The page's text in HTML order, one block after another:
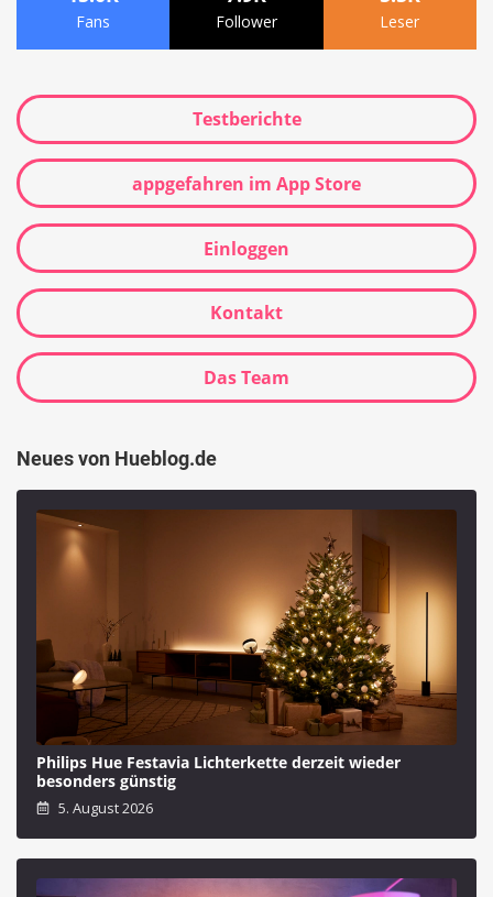
Fans Follower Leser
Testberichte
appgefahren im App Store
Einloggen
Kontakt
Das Team
Neues von Hueblog.de
Philips Hue Festavia Lichterkette derzeit wieder
besonders günstig
5. August 2026